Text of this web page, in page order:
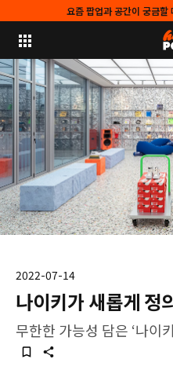
요즘 팝업과 공간이 궁금할
2022-07-14
나이키가 새롭게 정
무한한 가능성 담은 ‘나이